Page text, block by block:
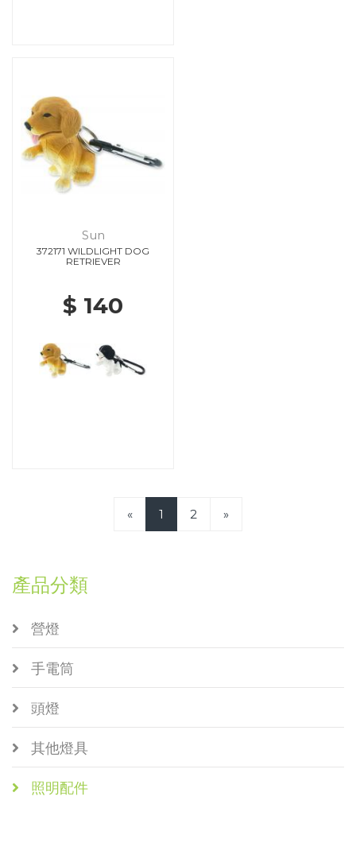
Sun
372171 WILDLIGHT DOG
RETRIEVER
$ 140
« 1 2 »
產品分類
營燈
手電筒
頭燈
其他燈具
照明配件